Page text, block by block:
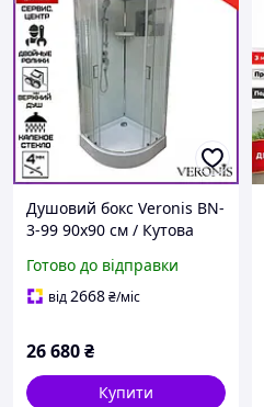
Душовий бокс Veronis BN-
3-99 90х90 см / Кутова
із загартованого скла
Готово до відправки
від2668₴/міс
26 680₴
Купити